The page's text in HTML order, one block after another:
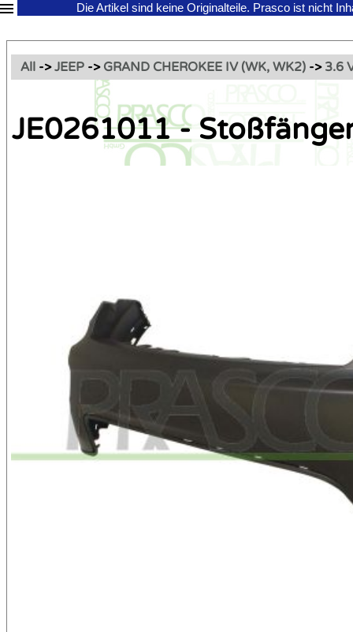
Die Artikel sind keine Originalteile. Prasco ist nicht
All ->JEEP -> GRAND CHEROKEE IV (WK, WK2) -> 3.6
JE0261011 -